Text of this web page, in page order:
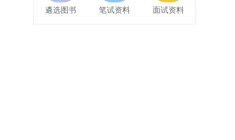
遴选图书 笔试资料 面试资料